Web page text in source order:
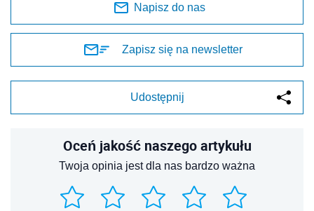
Napisz do nas
Zapisz się na newsletter
Udostępnij
Oceń jakość naszego artykułu
Twoja opinia jest dla nas bardzo ważna